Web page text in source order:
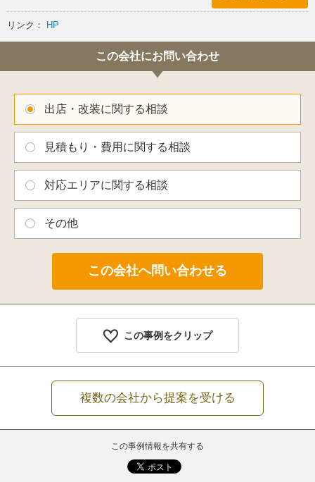
リンク： HP
この会社にお問い合わせ
出店・改装に関する相談
見積もり・費用に関する相談
対応エリアに関する相談
その他
この事例をクリップ
複数の会社から提案を受ける
この事例情報を共有する